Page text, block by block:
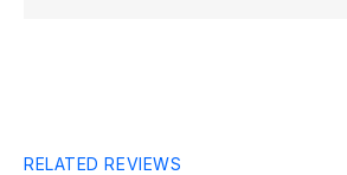
RELATED REVIEWS